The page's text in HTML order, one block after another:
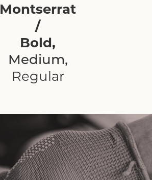
Montserrat
/
Bold,
Medium,
Regular